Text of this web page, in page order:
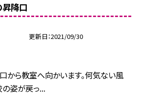
昇降口
更新日 2021/09/30
から教室へ向かいます。何気ない風
姿が戻っ...